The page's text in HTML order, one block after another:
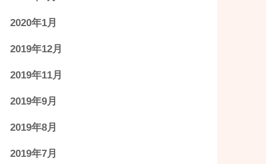
2020年1月
2019年12月
2019年11月
2019年9月
2019年8月
2019年7月